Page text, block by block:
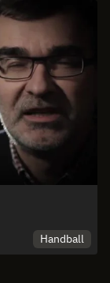
Handball